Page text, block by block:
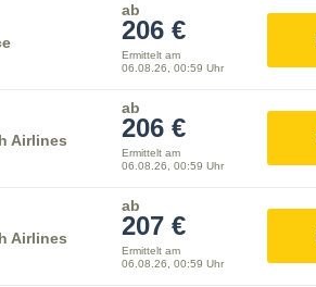
ab
206 €
Ermittelt am
06.08.26, 00:59 Uhr
Airlines
ab
206 €
Ermittelt am
06.08.26, 00:59 Uhr
Airlines
ab
207 €
Ermittelt am
06.08.26, 00:59 Uhr